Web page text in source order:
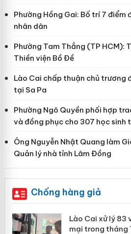
Phường Hồng Gai: Bố trí 7 điểm
nhân dân
Phường Tam Thắng (TP HCM):
Thiền viện Bồ Đề
Lào Cai chấp thuận chủ trương
tại Sa Pa
Phường Ngô Quyền phối hợp
và đồng phục cho 307 học sinh
Ông Nguyễn Nhật Quang làm
Quản lý nhà tỉnh Lâm Đồng
Chống hàng giả
Lào Cai xử lý 83
mại trong tháng